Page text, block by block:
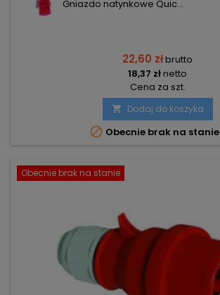
Gniazdo natynkowe Quic...
22,60 złbrutto
18,37 złnetto
Cena za szt.
 Dodaj do koszyka
 Obecnie brak na stanie
Obecnie brak na stanie